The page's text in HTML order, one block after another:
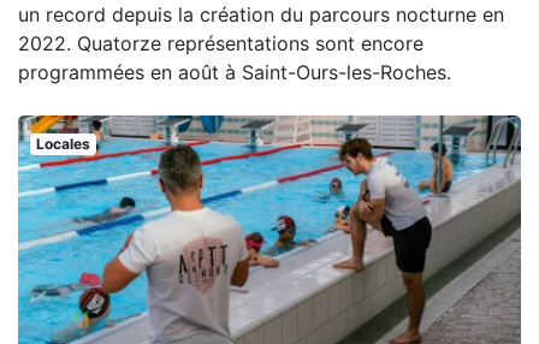
un record depuis la création du parcours nocturne en
2022. Quatorze représentations sont encore
programmées en août à Saint-Ours-les-Roches.
Locales